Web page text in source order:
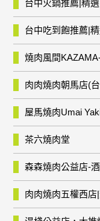
台中吃到飽推薦|
燒肉風間
肉肉燒肉朝馬店(
屋馬燒肉Umai
茶六燒肉堂
森森燒肉公益店-
肉肉燒肉五權西